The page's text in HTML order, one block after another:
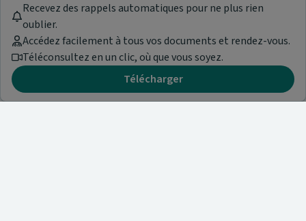
Recevez des rappels automatiques pour ne plus rien
oublier.
Accédez facilement à tous vos documents et rendez-vous.
Téléconsultez en un clic, où que vous soyez.
Télécharger